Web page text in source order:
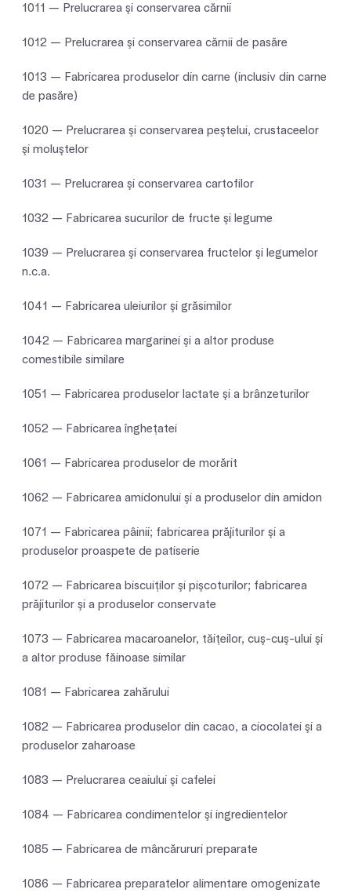
1011 — Prelucrarea şi conservarea cărnii
1012 — Prelucrarea şi conservarea cărnii de pasăre
1013 — Fabricarea produselor din carne (inclusiv din carne
de pasăre)
1020 — Prelucrarea şi conservarea peştelui, crustaceelor
şi moluştelor
1031 — Prelucrarea şi conservarea cartofilor
1032 — Fabricarea sucurilor de fructe şi legume
1039 — Prelucrarea şi conservarea fructelor şi legumelor
n.c.a.
1041 — Fabricarea uleiurilor şi grăsimilor
1042 — Fabricarea margarinei şi a altor produse
comestibile similare
1051 — Fabricarea produselor lactate şi a brânzeturilor
1052 — Fabricarea îngheţatei
1061 — Fabricarea produselor de morărit
1062 — Fabricarea amidonului şi a produselor din amidon
1071 — Fabricarea pâinii; fabricarea prăjiturilor şi a
produselor proaspete de patiserie
1072 — Fabricarea biscuiţilor şi pişcoturilor; fabricarea
prăjiturilor şi a produselor conservate
1073 — Fabricarea macaroanelor, tăiţeilor, cuş-cuş-ului şi
a altor produse făinoase similar
1081 — Fabricarea zahărului
1082 — Fabricarea produselor din cacao, a ciocolatei şi a
produselor zaharoase
1083 — Prelucrarea ceaiului şi cafelei
1084 — Fabricarea condimentelor şi ingredientelor
1085 — Fabricarea de mâncărururi preparate
1086 — Fabricarea preparatelor alimentare omogenizate